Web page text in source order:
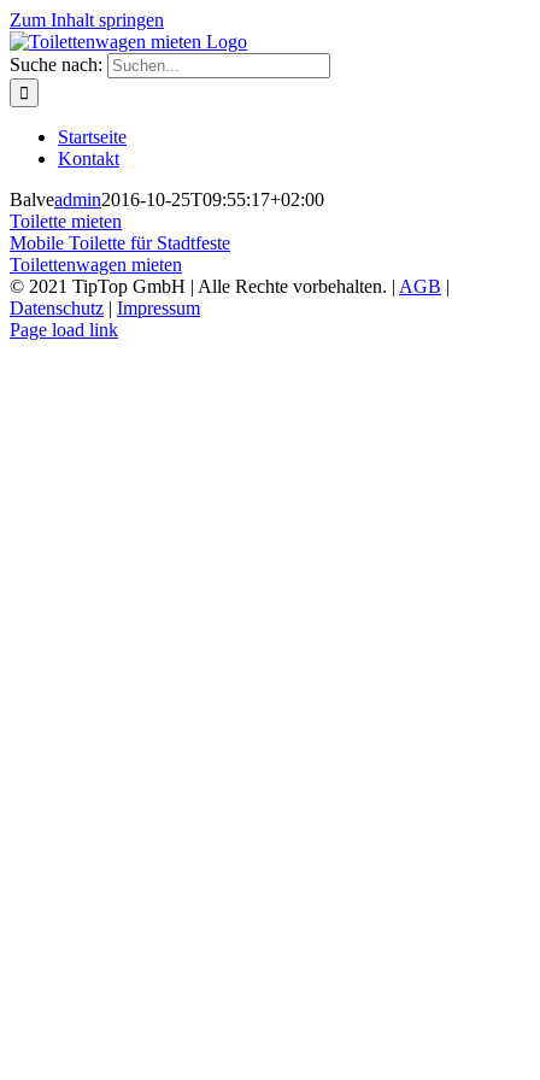
Zum Inhalt springen
Suche nach:
Startseite
Kontakt
Balveadmin2016-10-25T09:55:17+02:00
Toilette mieten
Mobile Toilette für Stadtfeste
Toilettenwagen mieten
© 2021 TipTop GmbH | Alle Rechte vorbehalten. | AGB |
Datenschutz | Impressum
Page load link